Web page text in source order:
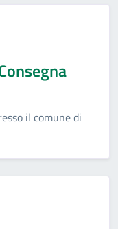
il comune di